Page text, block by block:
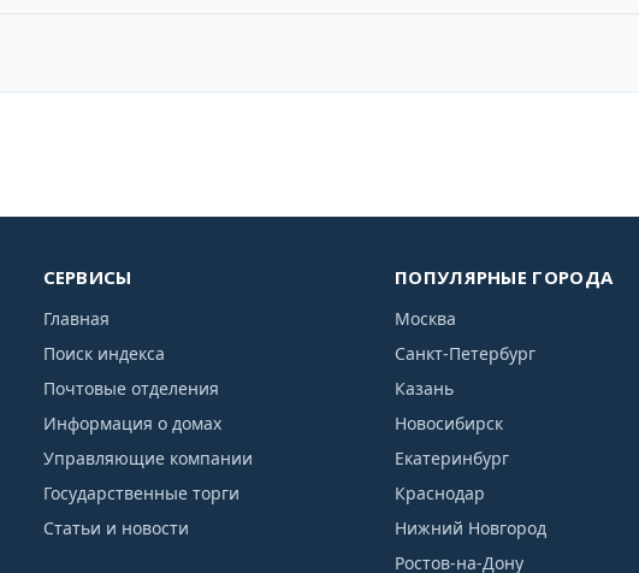
СЕРВИСЫ
Главная
Поиск индекса
Почтовые отделения
Информация о домах
Управляющие компании
Государственные торги
Статьи и новости
ПОПУЛЯРНЫЕ ГОРОДА
Москва
Санкт-Петербург
Казань
Новосибирск
Екатеринбург
Краснодар
Нижний Новгород
Ростов-на-Дону